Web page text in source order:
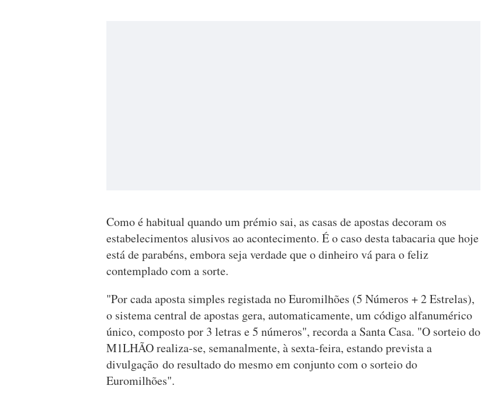
Como é habitual quando um prémio sai, as casas de apostas decoram os
estabelecimentos alusivos ao acontecimento. É o caso desta tabacaria que hoje
está de parabéns, embora seja verdade que o dinheiro vá para o feliz
contemplado com a sorte.
"Por cada aposta simples registada no Euromilhões (5 Números + 2 Estrelas),
o sistema central de apostas gera, automaticamente, um código alfanumérico
único, composto por 3 letras e 5 números", recorda a Santa Casa. "O sorteio do
M1LHÃO realiza-se, semanalmente, à sexta-feira, estando prevista a
divulgação do resultado do mesmo em conjunto com o sorteio do
Euromilhões".